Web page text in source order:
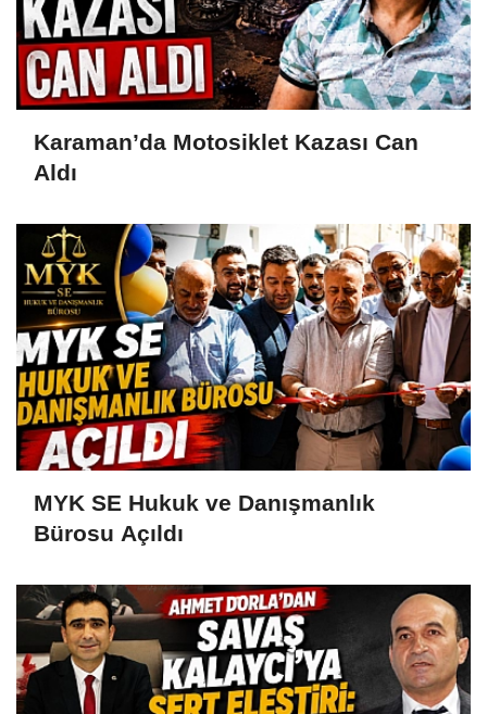
Karaman’da Motosiklet Kazası Can
Aldı
MYK SE Hukuk ve Danışmanlık
Bürosu Açıldı